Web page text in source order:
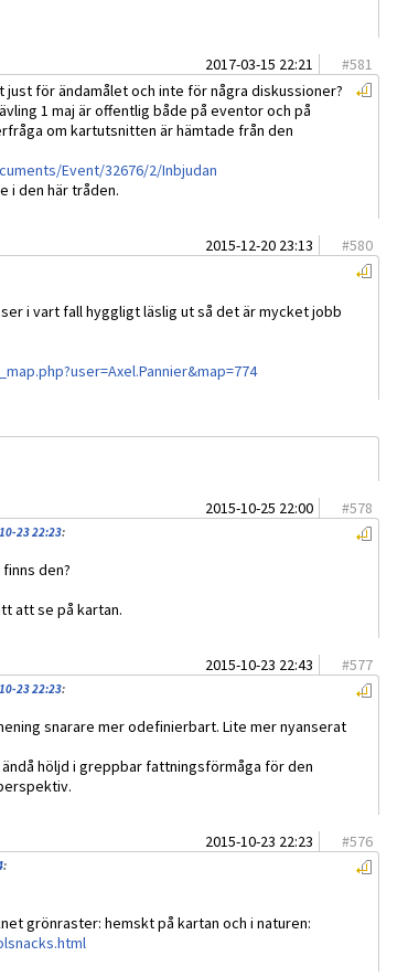
2017-03-15 22:21 #581
för ändamålet och inte för några diskussioner?
1 maj är offentlig både på eventor och på
om kartutsnitten är hämtade från den
Event/32676/2/Inbjudan
i den här tråden.
2015-12-20 23:13 #580
i vart fall hyggligt läslig ut så det är mycket jobb
2015-10-25 22:00 #578
23 22:23:
den?
att se på kartan.
2015-10-23 22:43 #577
23 22:23:
snarare mer odefinierbart. Lite mer nyanserat
höljd i greppbar fattningsförmåga för den
2015-10-23 22:23 #576
:
grönraster: hemskt på kartan och i naturen: